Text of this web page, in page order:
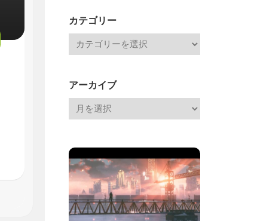
カテゴリー
アーカイブ